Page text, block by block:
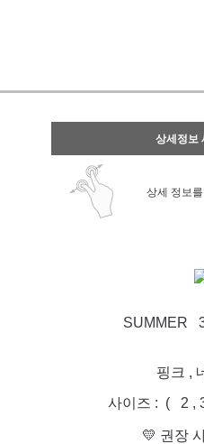
상세정보
상세 정보
SUMMER
핑크 ,
사이즈 : ( 2 ,
💛 권장